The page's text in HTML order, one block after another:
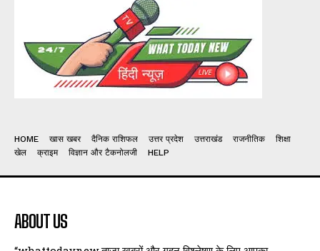
HOME खास खबर दैनिक राशिफल उत्तर प्रदेश उत्तराखंड राजनीतिक
शिक्षा
खेल
क्राइम विज्ञान और टैकनोलजी HELP
ABOUT US